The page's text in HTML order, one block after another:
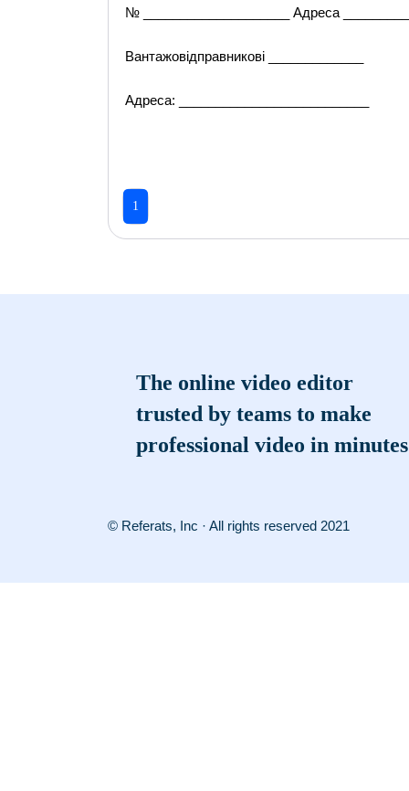
№ ____________________ Адреса
Вантажовідправникові _____________
Адреса: __________________________
1
The online video editor
trusted by teams to make
professional video in minutes
© Referats, Inc · All rights reserved 2021